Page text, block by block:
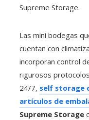
Supreme Storage.
Las mini bodegas
cuentan con
incorporan control
rigurosos
24/7, self storage
artículos de
Supreme Storage